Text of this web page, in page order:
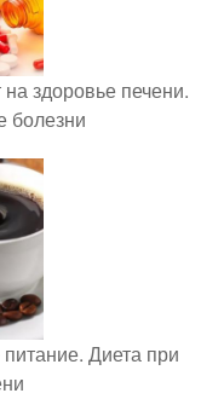
здоровье печени.
болезни
Диета при